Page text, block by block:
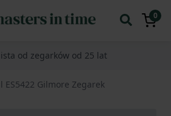
0
od zegarków od 25 lat
ES5422 Gilmore Zegarek